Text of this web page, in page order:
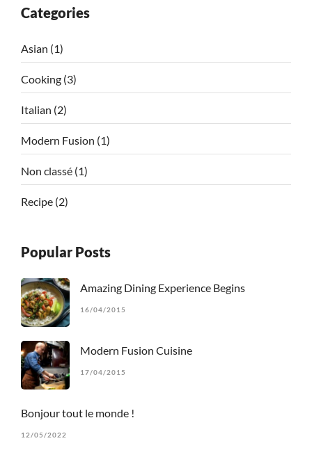
Categories
Asian (1)
Cooking (3)
Italian (2)
Modern Fusion (1)
Non classé (1)
Recipe (2)
Popular Posts
Amazing Dining Experience Begins
16/04/2015
Modern Fusion Cuisine
17/04/2015
Bonjour tout le monde !
12/05/2022